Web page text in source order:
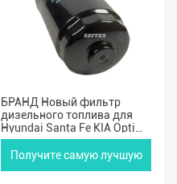
БРАНД Новый фильтр
дизельного топлива для
Hyundai Santa Fe KIA Optima
Sorento 2.2L
Получите самую лучшую